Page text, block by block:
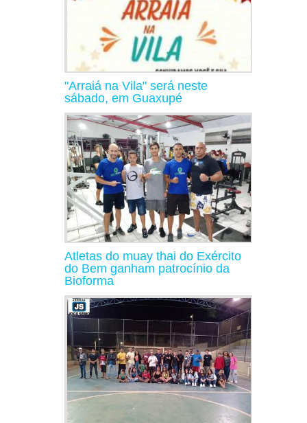
"Arraiá na Vila" será neste
sábado, em Guaxupé
Atletas do muay thai do Exército
do Bem ganham patrocínio da
Bioforma